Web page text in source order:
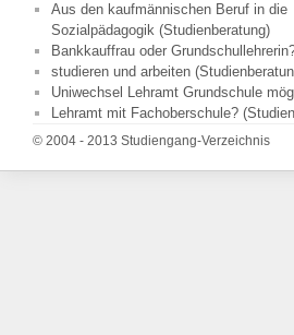
Aus den kaufmännischen Beruf in die
Sozialpädagogik (Studienberatung)
Bankkauffrau oder
studieren und arbeiten
Uniwechsel Lehramt Grundschule
Lehramt mit Fachoberschule?
© 2004 - 2013 Studiengang-Verzeichnis